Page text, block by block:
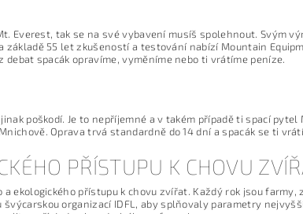
Everest, tak se na své vybavení musíš spolehnout. Svým
55 let zkušeností a testování nabízí Mountain
spacák opravíme, vyměníme nebo ti vrátíme peníze.
poškodí. Je to nepříjemné a v takém případě ti spací pytel
Oprava trvá standardně do 14 dní a spacák se ti
PŘÍSTUPU K CHOVU
a ekologického přístupu k chovu zvířat. Každý rok jsou farmy,
organizací IDFL, aby splňovaly parametry